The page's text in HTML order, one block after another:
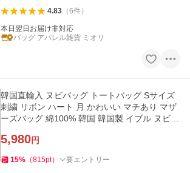
4.83（6件）
本日翌日お届け非対応
バッグ アパレル雑貨 ミオリ
韓国直輸入 ヌビバッグ トートバッグ Sサイズ
刺繍 リボン ハート 月 かわいい マチあり マザ
ーズバッグ 綿100% 韓国 韓国製 イブル ヌビ
5,980円
15% （815pt） 要エントリー